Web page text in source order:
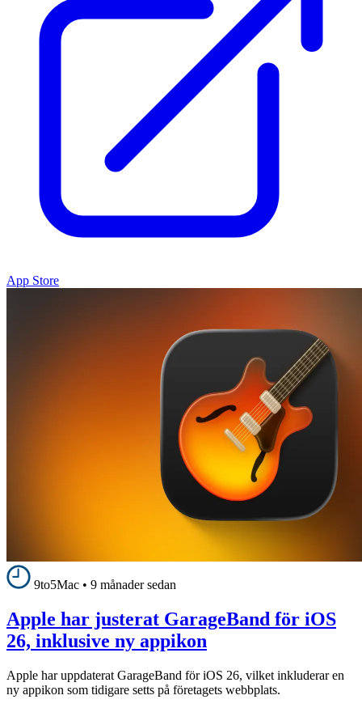
App Store
9to5Mac • 9 månader sedan
Apple har justerat GarageBand för iOS
26, inklusive ny appikon
Apple har uppdaterat GarageBand för iOS 26, vilket inkluderar en
ny appikon som tidigare setts på företagets webbplats.